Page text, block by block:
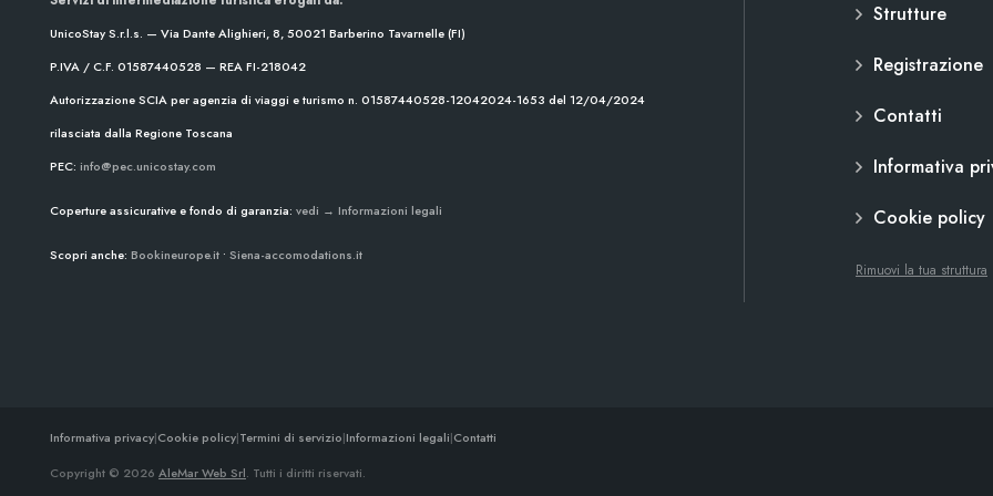
UnicoStay S.r.l.s. — Via Dante Alighieri, 8, 50021 Barberino Tavarnelle (FI)
P.IVA / C.F. 01587440528 — REA FI-218042
Autorizzazione SCIA per agenzia di viaggi e turismo n. 01587440528-12042024-1653 del 12/04/2024
rilasciata dalla Regione Toscana
PEC: info@pec.unicostay.com
Coperture assicurative e fondo di garanzia: vedi → Informazioni legali
Scopri anche: Bookineurope.it • Siena-accomodations.it
Strutture
Registrazione
Contatti
Informativa
Cookie policy
Rimuovi la tua struttura
Informativa privacy|Cookie policy|Termini di servizio|Informazioni legali|Contatti
Copyright © 2026 AleMar Web Srl. Tutti i diritti riservati.